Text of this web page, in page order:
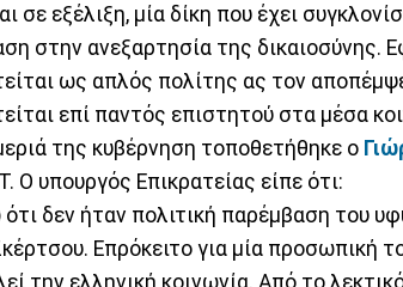
σε εξέλιξη, μία δίκη που έχει
στην ανεξαρτησία της δικαιοσύνης.
ως απλός πολίτης ας τον
επί παντός επιστητού στα μέσα
της κυβέρνηση τοποθετήθηκε ο
Ο υπουργός Επικρατείας είπε ότι:
δεν ήταν πολιτική παρέμβαση του
Επρόκειτο για μία προσωπική
την ελληνική κοινωνία. Από το